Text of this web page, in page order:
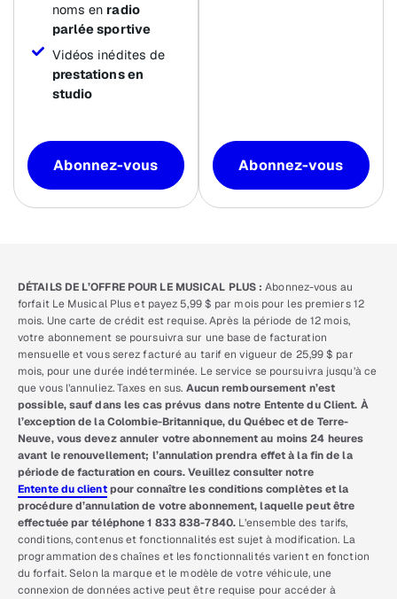
noms en radio
parlée sportive
Vidéos inédites de
prestations en
studio
Abonnez-vous Abonnez-vous
DÉTAILS DE L’OFFRE POUR LE MUSICAL PLUS : Abonnez-vous au
forfait Le Musical Plus et payez 5,99 $ par mois pour les premiers 12
mois. Une carte de crédit est requise. Après la période de 12 mois,
votre abonnement se poursuivra sur une base de facturation
mensuelle et vous serez facturé au tarif en vigueur de 25,99 $ par
mois, pour une durée indéterminée. Le service se poursuivra jusqu’à ce
que vous l’annuliez. Taxes en sus. Aucun remboursement n’est
possible, sauf dans les cas prévus dans notre Entente du Client. À
l’exception de la Colombie-Britannique, du Québec et de Terre-
Neuve, vous devez annuler votre abonnement au moins 24 heures
avant le renouvellement; l’annulation prendra effet à la fin de la
période de facturation en cours. Veuillez consulter notre
Entente du clientpour connaître les conditions complètes et la
procédure d’annulation de votre abonnement, laquelle peut être
effectuée par téléphone 1 833 838-7840.L’ensemble des tarifs,
conditions, contenus et fonctionnalités est sujet à modification. La
programmation des chaînes et les fonctionnalités varient en fonction
du forfait. Selon la marque et le modèle de votre véhicule, une
connexion de données active peut être requise pour accéder à